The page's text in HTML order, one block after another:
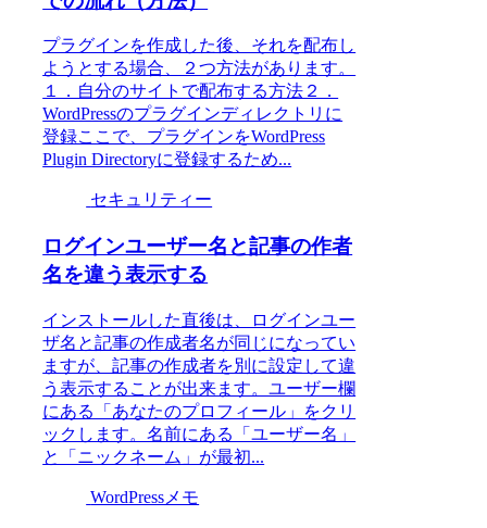
プラグインを作成した後、それを配布し
ようとする場合、２つ方法があります。
１．自分のサイトで配布する方法２．
WordPressのプラグインディレクトリに
登録ここで、プラグインをWordPress
Plugin Directoryに登録するため...
セキュリティー
ログインユーザー名と記事の作者
名を違う表示する
インストールした直後は、ログインユー
ザ名と記事の作成者名が同じになってい
ますが、記事の作成者を別に設定して違
う表示することが出来ます。ユーザー欄
にある「あなたのプロフィール」をクリ
ックします。名前にある「ユーザー名」
と「ニックネーム」が最初...
WordPressメモ